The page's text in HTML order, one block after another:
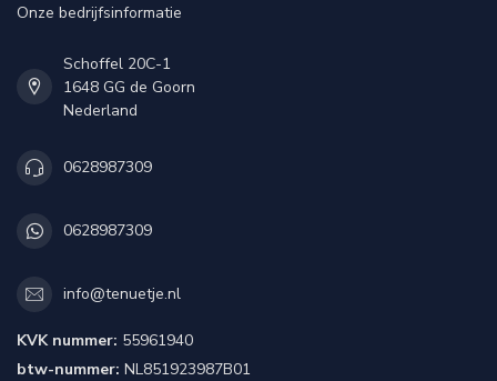
Onze bedrijfsinformatie
Schoffel 20C-1
1648 GG de Goorn
Nederland
0628987309
0628987309
info@tenuetje.nl
KVK nummer: 55961940
btw-nummer: NL851923987B01